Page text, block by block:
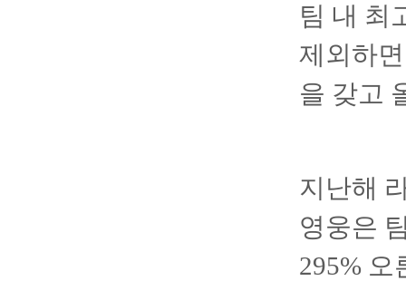
팀 내 최
제외하
을 갖고
지난해
영웅은
295% 오